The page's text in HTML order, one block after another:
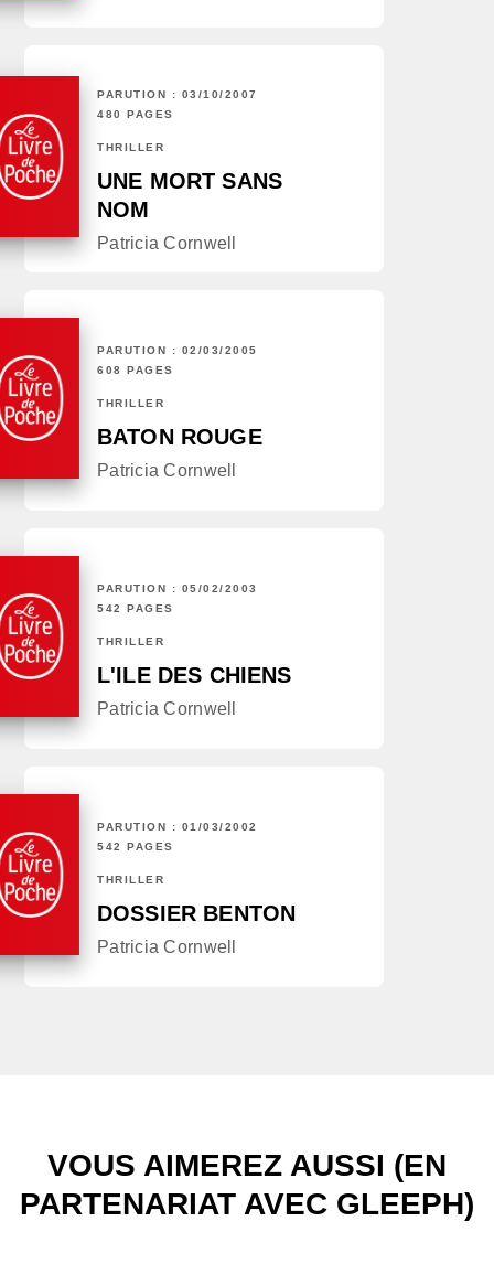
PARUTION : 03/10/2007
480 PAGES
THRILLER
UNE MORT SANS
NOM
Patricia Cornwell
PARUTION : 02/03/2005
608 PAGES
THRILLER
BATON ROUGE
Patricia Cornwell
PARUTION : 05/02/2003
542 PAGES
THRILLER
L'ILE DES CHIENS
Patricia Cornwell
PARUTION : 01/03/2002
542 PAGES
THRILLER
DOSSIER BENTON
Patricia Cornwell
VOUS AIMEREZ AUSSI (EN
PARTENARIAT AVEC GLEEPH)